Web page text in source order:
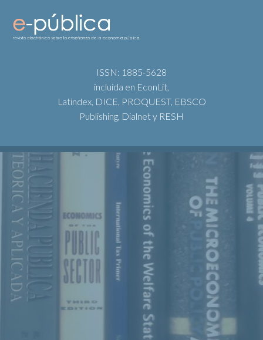
ISSN: 1885-5628
incluida en EconLit,
Latindex, DICE, PROQUEST, EBSCO
Publishing, Dialnet y RESH